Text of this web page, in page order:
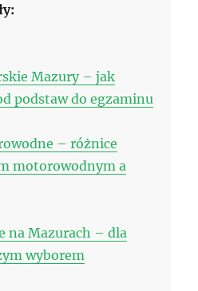
Mazury – jak
podstaw do egzaminu
– różnice
motorowodnym a
na Mazurach – dla
wyborem